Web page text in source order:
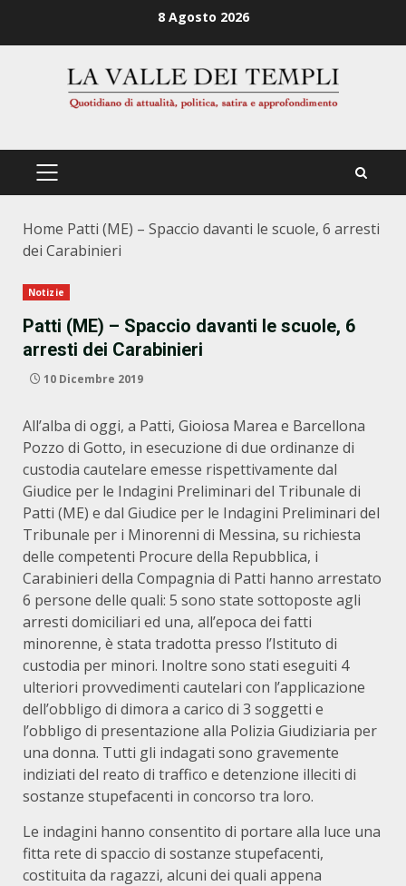
8 Agosto 2026
PRIMÄRES
Home Patti (ME) – Spaccio davanti le scuole, 6 arresti
dei Carabinieri
Notizie
Patti (ME) – Spaccio davanti le scuole, 6
arresti dei Carabinieri
10 Dicembre 2019
All’alba di oggi, a Patti, Gioiosa Marea e Barcellona
Pozzo di Gotto, in esecuzione di due ordinanze di
custodia cautelare emesse rispettivamente dal
Giudice per le Indagini Preliminari del Tribunale di
Patti (ME) e dal Giudice per le Indagini Preliminari del
Tribunale per i Minorenni di Messina, su richiesta
delle competenti Procure della Repubblica, i
Carabinieri della Compagnia di Patti hanno arrestato
6 persone delle quali: 5 sono state sottoposte agli
arresti domiciliari ed una, all’epoca dei fatti
minorenne, è stata tradotta presso l’Istituto di
custodia per minori. Inoltre sono stati eseguiti 4
ulteriori provvedimenti cautelari con l’applicazione
dell’obbligo di dimora a carico di 3 soggetti e
l’obbligo di presentazione alla Polizia Giudiziaria per
una donna. Tutti gli indagati sono gravemente
indiziati del reato di traffico e detenzione illeciti di
sostanze stupefacenti in concorso tra loro.
Le indagini hanno consentito di portare alla luce una
fitta rete di spaccio di sostanze stupefacenti,
costituita da ragazzi, alcuni dei quali appena